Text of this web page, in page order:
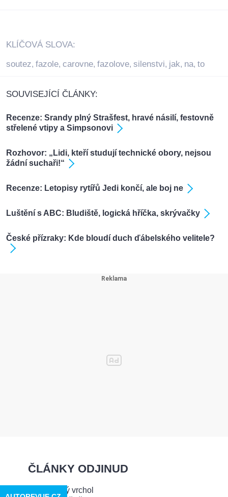
KLÍČOVÁ SLOVA:
soutez, fazole, carovne, fazolove, silenstvi, jak, na, to
SOUVISEJÍCÍ ČLÁNKY:
Recenze: Srandy plný Strašfest, hravé násilí, festovně
střelené vtipy a Simpsonovi
Rozhovor: „Lidi, kteří studují technické obory, nejsou
žádní suchaři!“
Recenze: Letopisy rytířů Jedi končí, ale boj ne
Luštění s ABC: Bludiště, logická hříčka, skrývačky
České přízraky: Kde bloudí duch ďábelského velitele?
ČLÁNKY ODJINUD